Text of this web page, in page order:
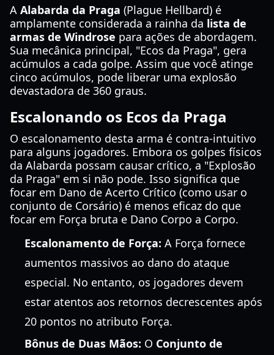
A Alabarda da Praga (Plague Hellbard) é
amplamente considerada a rainha da lista de
armas de Windrose para ações de abordagem.
Sua mecânica principal, "Ecos da Praga", gera
acúmulos a cada golpe. Assim que você atinge
cinco acúmulos, pode liberar uma explosão
devastadora de 360 graus.
Escalonando os Ecos da Praga
O escalonamento desta arma é contra-intuitivo
para alguns jogadores. Embora os golpes físicos
da Alabarda possam causar crítico, a "Explosão
da Praga" em si não pode. Isso significa que
focar em Dano de Acerto Crítico (como usar o
conjunto de Corsário) é menos eficaz do que
focar em Força bruta e Dano Corpo a Corpo.
Escalonamento de Força: A Força fornece
aumentos massivos ao dano do ataque
especial. No entanto, os jogadores devem
estar atentos aos retornos decrescentes após
20 pontos no atributo Força.
Bônus de Duas Mãos: O Conjunto de